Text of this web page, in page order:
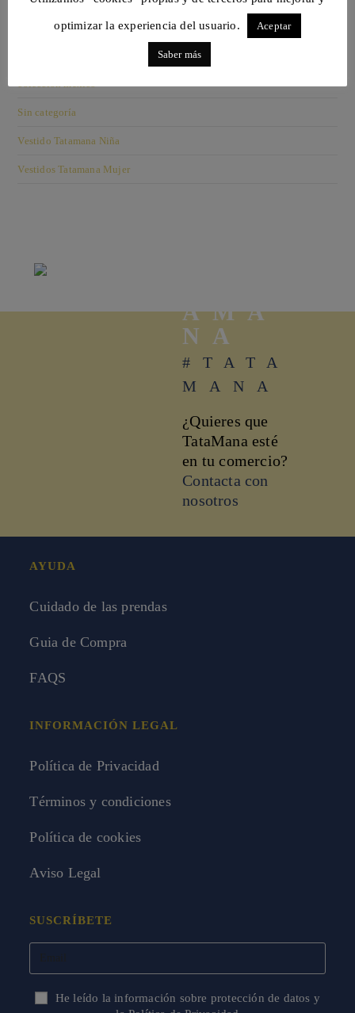
Sin categoría
Vestido Tatamana Niña
Vestidos Tatamana Mujer
AMA
NA
#TATA
MANA
¿Quieres que
TataMana esté
en tu comercio?
Contacta con
nosotros
AYUDA
Cuidado de las prendas
Guia de Compra
FAQS
INFORMACIÓN LEGAL
Política de Privacidad
Términos y condiciones
Política de cookies
Aviso Legal
SUSCRÍBETE
He leído la información sobre protección de datos y
optimizar la experiencia del usuario. Aceptar
Saber más